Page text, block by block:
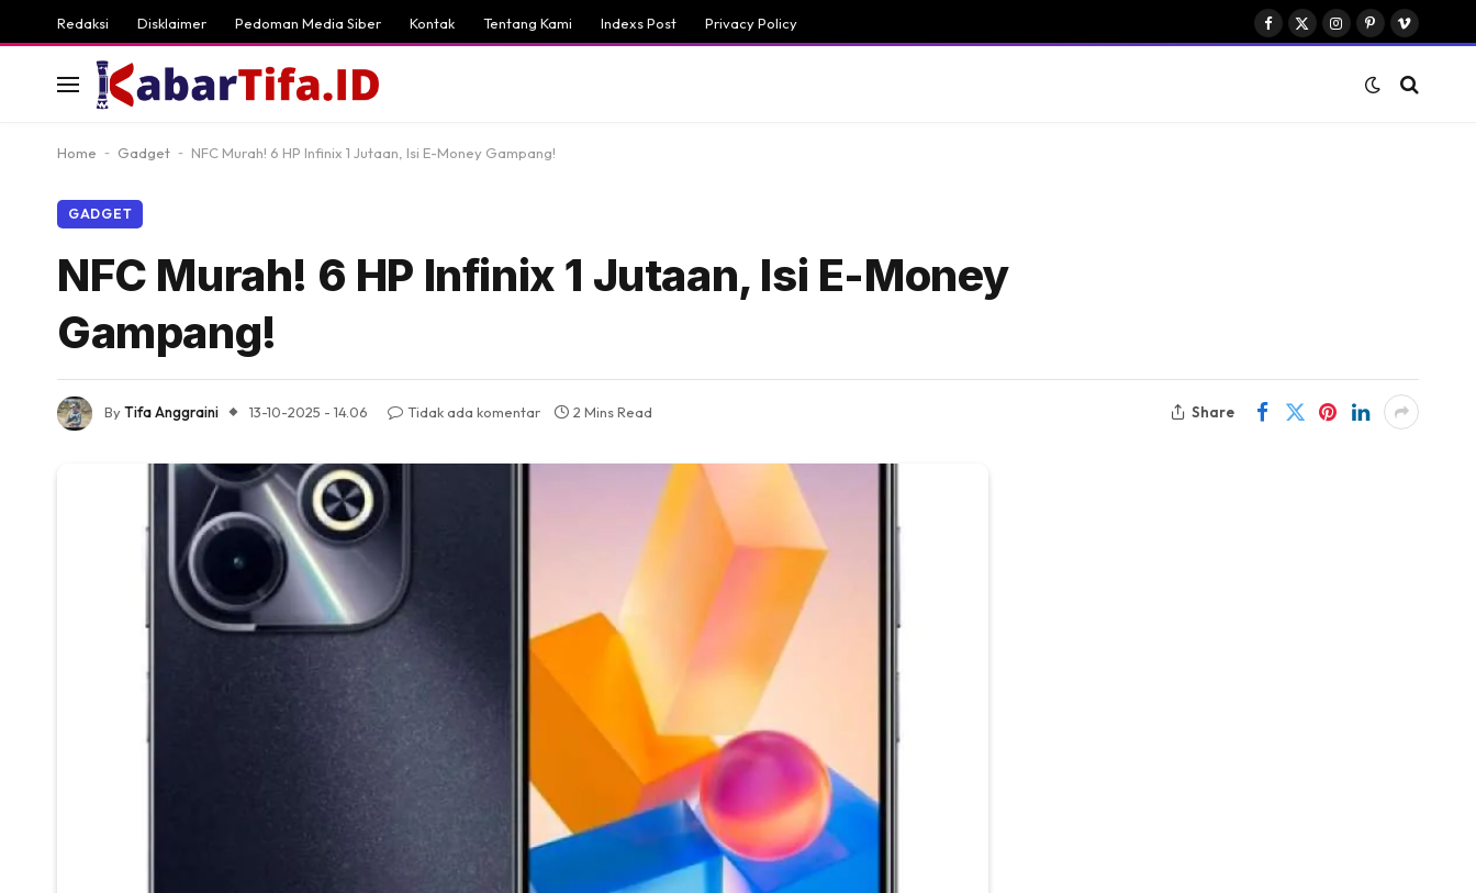
Redaksi Disklaimer Pedoman Media Siber Kontak Tentang Kami Indexs Post Privacy Policy
Facebook
X
Instagram
PinterestVimeo
Home - Gadget - NFC Murah! 6 HP Infinix 1 Jutaan, Isi E-Money Gampang!
GADGET
NFC Murah! 6 HP Infinix 1 Jutaan, Isi E-Money
Gampang!
ByTifa Anggraini 13-10-2025 - 14.06 Tidak ada komentar 2 Mins Read Share